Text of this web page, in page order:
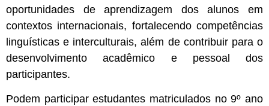
oportunidades de aprendizagem dos alunos em
contextos internacionais, fortalecendo competências
linguísticas e interculturais, além de contribuir para o
desenvolvimento acadêmico e pessoal dos
participantes.
Podem participar estudantes matriculados no 9º ano